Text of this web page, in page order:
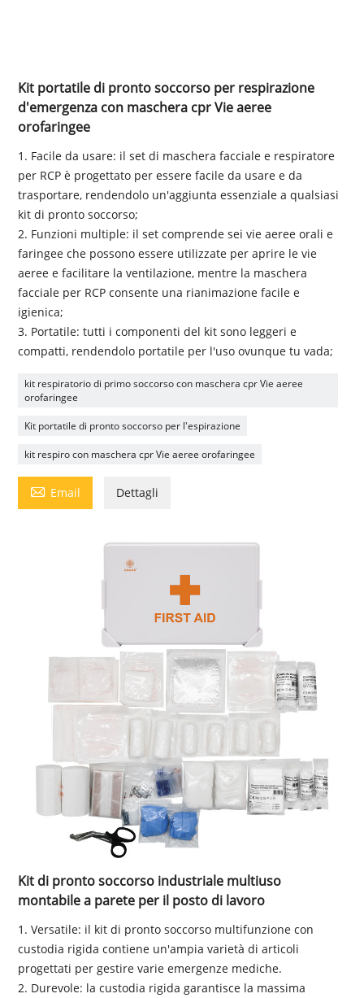
Kit portatile di pronto soccorso per respirazione
d'emergenza con maschera cpr Vie aeree
orofaringee
1. Facile da usare: il set di maschera facciale e respiratore
per RCP è progettato per essere facile da usare e da
trasportare, rendendolo un'aggiunta essenziale a qualsiasi
kit di pronto soccorso;
2. Funzioni multiple: il set comprende sei vie aeree orali e
faringee che possono essere utilizzate per aprire le vie
aeree e facilitare la ventilazione, mentre la maschera
facciale per RCP consente una rianimazione facile e
igienica;
3. Portatile: tutti i componenti del kit sono leggeri e
compatti, rendendolo portatile per l'uso ovunque tu vada;
kit respiratorio di primo soccorso con maschera cpr Vie aeree
orofaringee
Kit portatile di pronto soccorso per l'espirazione
kit respiro con maschera cpr Vie aeree orofaringee
 Email Dettagli
Kit di pronto soccorso industriale multiuso
montabile a parete per il posto di lavoro
1. Versatile: il kit di pronto soccorso multifunzione con
custodia rigida contiene un'ampia varietà di articoli
progettati per gestire varie emergenze mediche.
2. Durevole: la custodia rigida garantisce la massima